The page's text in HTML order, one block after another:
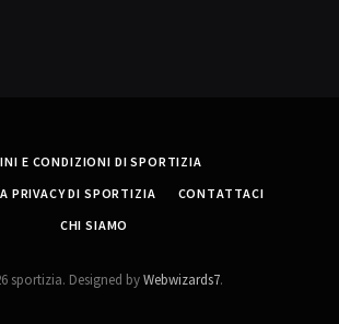
E CONDIZIONI DI SPORTIZIA
PRIVACY DI SPORTIZIA
CONTATTACI
CHI SIAMO
sportizia. Designed byWebwizards7.